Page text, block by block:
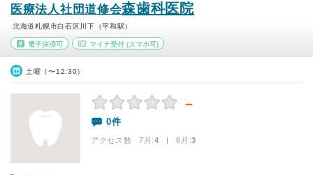
医療法人社団道修会森歯科医院
北海道札幌市白石区川下（平和駅）
電子決済可 マイナ受付(スマホ可)
土曜（〜12:30）
－
0件
アクセス数 7月:4 | 6月:3